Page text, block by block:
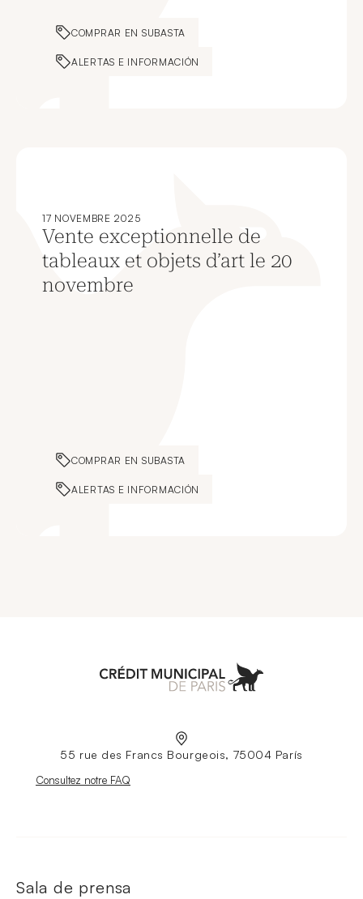
COMPRAR EN SUBASTA
ALERTAS E INFORMACIÓN
17 NOVEMBRE 2025
Vente exceptionnelle de
tableaux et objets d’art le 20
novembre
COMPRAR EN SUBASTA
ALERTAS E INFORMACIÓN
55 rue des Francs Bourgeois, 75004 París
Nouvelle fenêtre
Consultez notre FAQ
Sala de prensa